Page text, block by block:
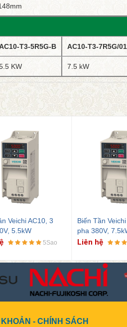
T3-5R5G-B AC10-T3-7R5G/
KW 7.5 kW
Veichi AC10, 3
5.5kW
5Sao
Biến Tần
pha 380V,
Liên hệ
- CHÍNH SÁCH